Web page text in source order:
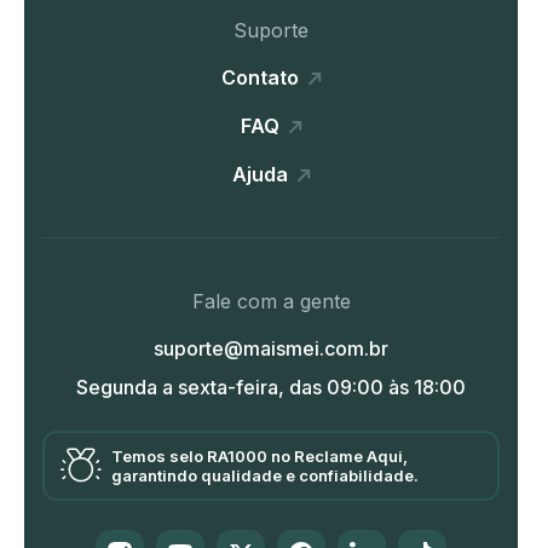
Suporte
Contato
FAQ
Ajuda
Fale com a gente
suporte@maismei.com.br
Segunda a sexta-feira, das 09:00 às 18:00
Temos selo RA1000 no Reclame Aqui,
garantindo qualidade e confiabilidade.